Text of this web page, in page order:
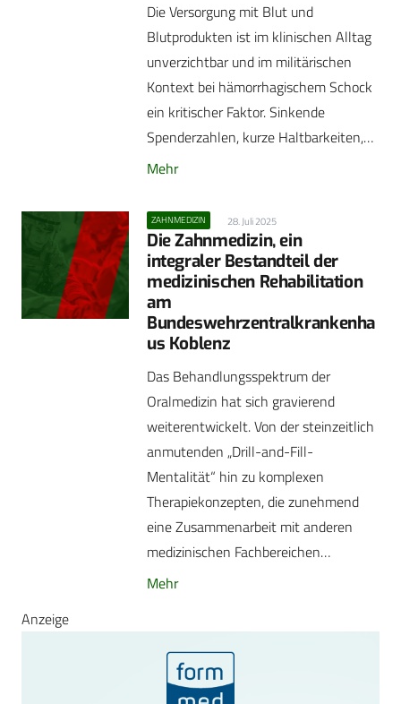
Die Versorgung mit Blut und
Blutprodukten ist im klinischen Alltag
unverzichtbar und im militärischen
Kontext bei hämorrhagischem Schock
ein kritischer Faktor. Sinkende
Spenderzahlen, kurze Haltbarkeiten,…
Mehr
ZAHNMEDIZIN 28. Juli 2025
Die Zahnmedizin, ein
integraler Bestandteil der
medizinischen Rehabilitation
am
Bundeswehrzentralkrankenha
us Koblenz
Das Behandlungsspektrum der
Oralmedizin hat sich gravierend
weiterentwickelt. Von der steinzeitlich
anmutenden „Drill-and-Fill-
Mentalität“ hin zu komplexen
Therapiekonzepten, die zunehmend
eine Zusammenarbeit mit anderen
medizinischen Fachbereichen…
Mehr
Anzeige